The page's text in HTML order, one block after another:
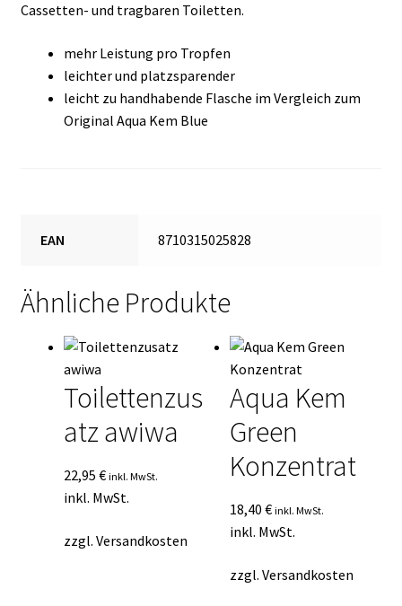
Cassetten- und tragbaren Toiletten.
mehr Leistung pro Tropfen
leichter und platzsparender
leicht zu handhabende Flasche im Vergleich zum
Original Aqua Kem Blue
EAN 8710315025828
Ähnliche Produkte
Toilettenzus
atz awiwa
22,95 € inkl. MwSt.
inkl. MwSt.
zzgl. Versandkosten
Aqua Kem
Green
Konzentrat
18,40€ inkl. MwSt.
inkl. MwSt.
zzgl.Versandkosten